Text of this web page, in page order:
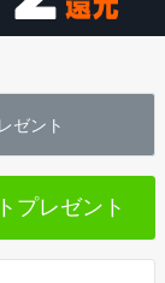
ゼント
プレゼント